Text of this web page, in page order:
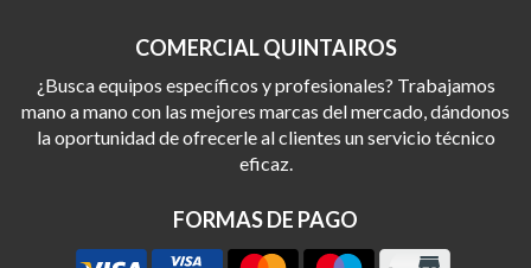
COMERCIAL QUINTAIROS
¿Busca equipos específicos y profesionales? Trabajamos
mano a mano con las mejores marcas del mercado, dándonos
la oportunidad de ofrecerle al clientes un servicio técnico
eficaz.
FORMAS DE PAGO